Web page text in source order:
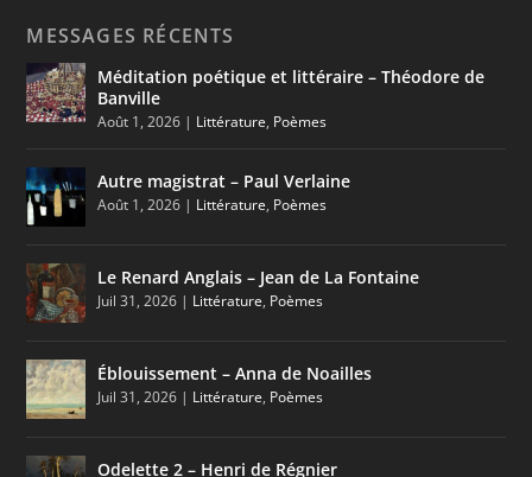
MESSAGES RÉCENTS
Méditation poétique et littéraire – Théodore de
Banville
Août 1, 2026 | Littérature, Poèmes
Autre magistrat – Paul Verlaine
Août 1, 2026 | Littérature, Poèmes
Le Renard Anglais – Jean de La Fontaine
Juil 31, 2026 | Littérature, Poèmes
Éblouissement – Anna de Noailles
Juil 31, 2026 | Littérature, Poèmes
Odelette 2 – Henri de Régnier